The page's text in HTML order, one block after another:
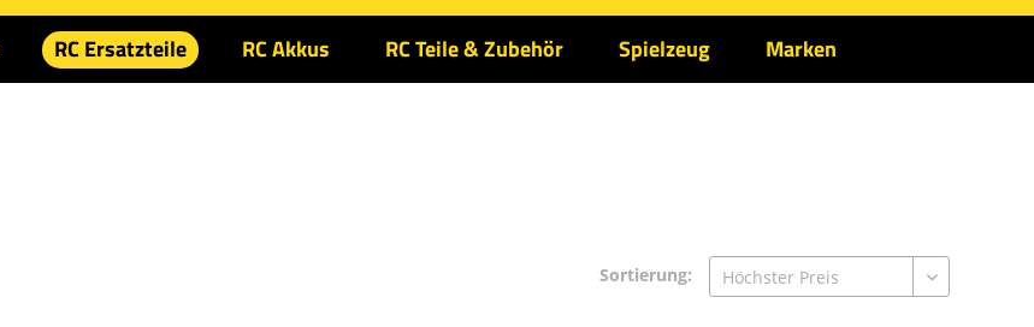
RC Ersatzteile RC Akkus RC Teile & Zubehör Spielzeug Marken
Sortierung: